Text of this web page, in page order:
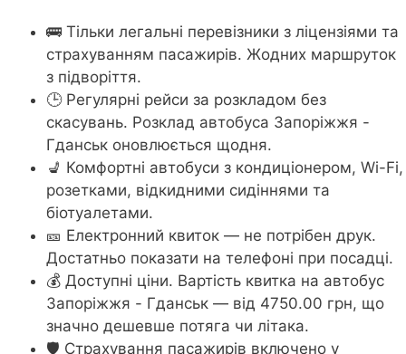
🚌 Тільки легальні перевізники з ліцензіями та
страхуванням пасажирів. Жодних маршруток
з підворіття.
🕒 Регулярні рейси за розкладом без
скасувань. Розклад автобуса Запоріжжя -
Гданськ оновлюється щодня.
💺 Комфортні автобуси з кондиціонером, Wi-Fi,
розетками, відкидними сидіннями та
біотуалетами.
🎫 Електронний квиток — не потрібен друк.
Достатньо показати на телефоні при посадці.
💰 Доступні ціни. Вартість квитка на автобус
Запоріжжя - Гданськ — від 4750.00 грн, що
значно дешевше потяга чи літака.
🛡️ Страхування пасажирів включено у